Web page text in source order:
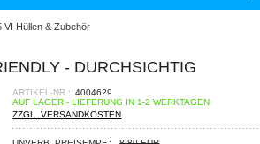
VI Hüllen & Zubehör
- DURCHSICHTIG
ARTIKEL-NR.: 4004629
AUF LAGER - LIEFERUNG IN 1-2 WERKTAGEN
ZZGL. VERSANDKOSTEN